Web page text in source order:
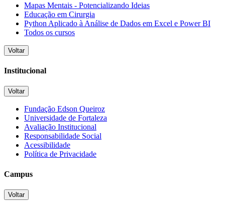
Mapas Mentais - Potencializando Ideias
Educação em Cirurgia
Python Aplicado à Análise de Dados em Excel e Power BI
Todos os cursos
Voltar
Institucional
Voltar
Fundação Edson Queiroz
Universidade de Fortaleza
Avaliação Institucional
Responsabilidade Social
Acessibilidade
Política de Privacidade
Campus
Voltar